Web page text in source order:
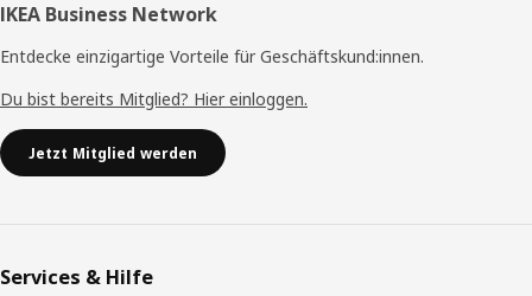
IKEA Business Network
Entdecke einzigartige Vorteile für Geschäftskund:innen.
Du bist bereits Mitglied? Hier einloggen.
Jetzt Mitglied werden
Services & Hilfe